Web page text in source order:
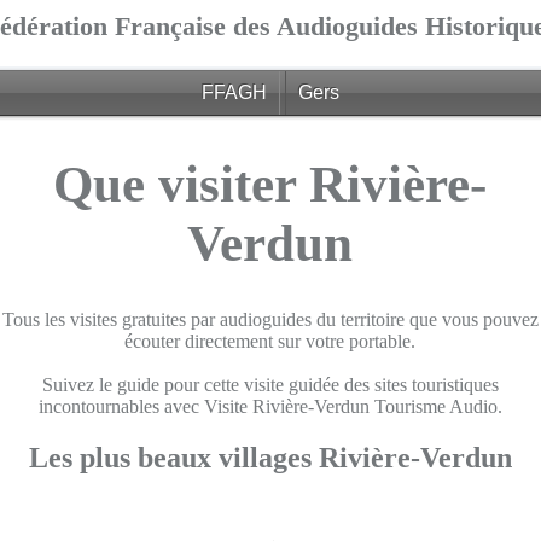
Française des Audioguides
FFAGH Gers
Que visiter Rivière-
Verdun
Tous les visites gratuites par audioguides du territoire que vous pouvez
écouter directement sur votre portable.
Suivez le guide pour cette visite guidée des sites touristiques
incontournables avec Visite Rivière-Verdun Tourisme Audio.
Les plus beaux villages Rivière-Verdun